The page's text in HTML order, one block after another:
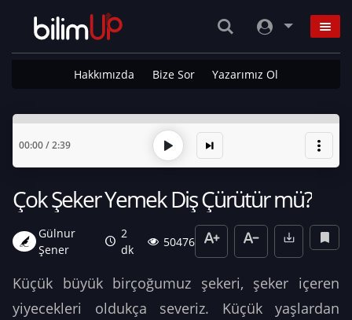
Hakkımızda Bize Sor Yazarımız Ol
00:00/2:39
Çok Şeker Yemek Diş Çürütür mü?
Gülnur
Şener
2
dk
50476
Küçük büyük birçoğumuz şekeri, şeker içeren
yiyecekleri oldukça severiz. Küçük yaşlardan